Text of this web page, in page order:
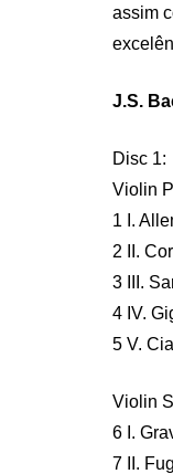
assim
J.S.
Disc 1:
Violin
1 I.
2 II.
3 III.
4 IV.
5 V.
Violin
6 I.
7 II.